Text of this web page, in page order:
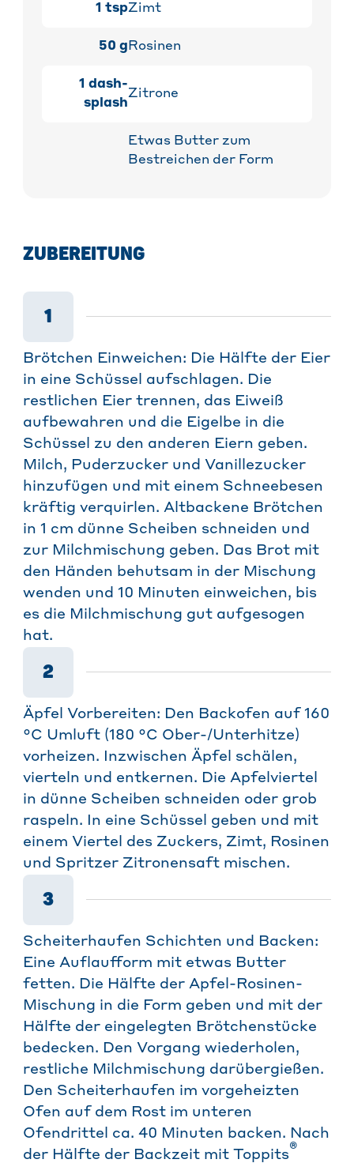
1 tspZimt
50 g Rosinen
1 dash-
splash
Zitrone
Etwas Butter zum
Bestreichen der Form
ZUBEREITUNG
1
Brötchen Einweichen: Die Hälfte der Eier
in eine Schüssel aufschlagen. Die
restlichen Eier trennen, das Eiweiß
aufbewahren und die Eigelbe in die
Schüssel zu den anderen Eiern geben.
Milch, Puderzucker und Vanillezucker
hinzufügen und mit einem Schneebesen
kräftig verquirlen. Altbackene Brötchen
in 1 cm dünne Scheiben schneiden und
zur Milchmischung geben. Das Brot mit
den Händen behutsam in der Mischung
wenden und 10 Minuten einweichen, bis
es die Milchmischung gut aufgesogen
hat.
2
Äpfel Vorbereiten: Den Backofen auf 160
°C Umluft (180 °C Ober-/Unterhitze)
vorheizen. Inzwischen Äpfel schälen,
vierteln und entkernen. Die Apfelviertel
in dünne Scheiben schneiden oder grob
raspeln. In eine Schüssel geben und mit
einem Viertel des Zuckers, Zimt, Rosinen
und Spritzer Zitronensaft mischen.
3
Scheiterhaufen Schichten und Backen:
Eine Auflaufform mit etwas Butter
fetten. Die Hälfte der Apfel-Rosinen-
Mischung in die Form geben und mit der
Hälfte der eingelegten Brötchenstücke
bedecken. Den Vorgang wiederholen,
restliche Milchmischung darübergießen.
Den Scheiterhaufen im vorgeheizten
Ofen auf dem Rost im unteren
Ofendrittel ca. 40 Minuten backen. Nach
der Hälfte der Backzeit mit Toppits®